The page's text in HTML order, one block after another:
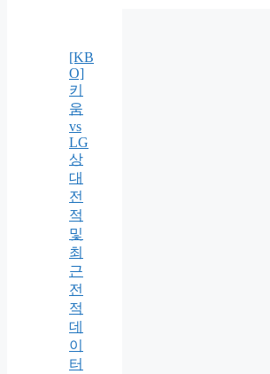
[KB
O]
키
움
vs
LG
상
대
전
적
및
최
근
전
적
데
이
터